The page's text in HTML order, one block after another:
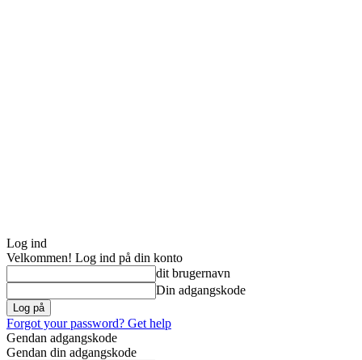
Log ind
Velkommen! Log ind på din konto
dit brugernavn
Din adgangskode
Forgot your password? Get help
Gendan adgangskode
Gendan din adgangskode